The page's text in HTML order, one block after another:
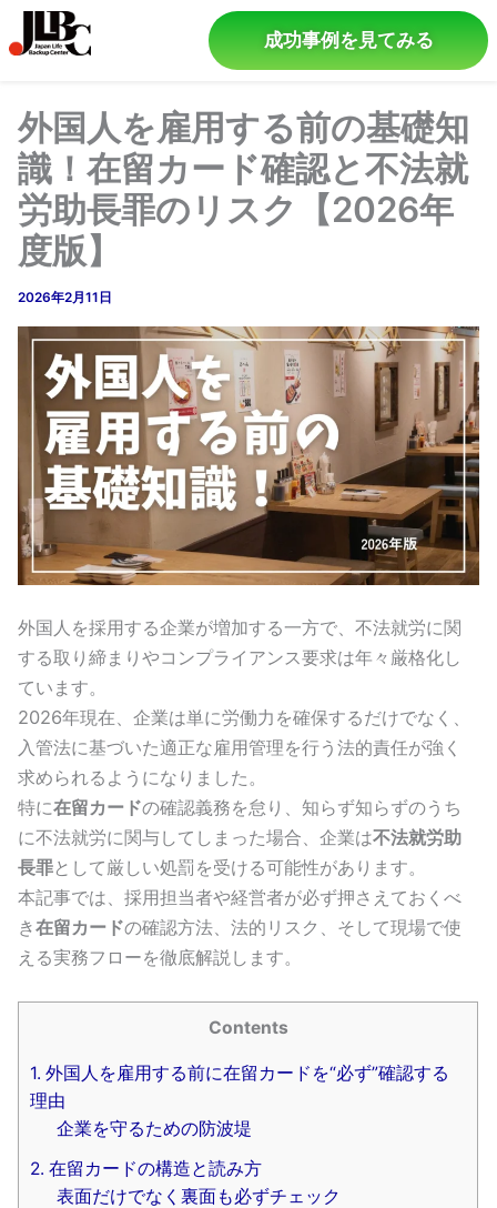
成功事例を見てみる
外国人を雇用する前の基礎知
識！在留カード確認と不法就
労助長罪のリスク【2026年
度版】
2026年2月11日
外国人を採用する企業が増加する一方で、不法就労に関
する取り締まりやコンプライアンス要求は年々厳格化し
ています。
2026年現在、企業は単に労働力を確保するだけでなく、
入管法に基づいた適正な雇用管理を行う法的責任が強く
求められるようになりました。
特に在留カードの確認義務を怠り、知らず知らずのうち
に不法就労に関与してしまった場合、企業は不法就労助
長罪として厳しい処罰を受ける可能性があります。
本記事では、採用担当者や経営者が必ず押さえておくべ
き在留カードの確認方法、法的リスク、そして現場で使
える実務フローを徹底解説します。
Contents
1. 外国人を雇用する前に在留カードを“必ず”確認する
理由
企業を守るための防波堤
2. 在留カードの構造と読み方
表面だけでなく裏面も必ずチェック